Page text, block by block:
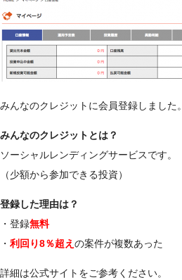
みんなのクレジットに会員登録しました。
みんなのクレジットとは？
ソーシャルレンディングサービスです。
（少額から参加できる投資）
登録した理由は？
・登録無料
・ 利回り8％超え の案件が複数あった
詳細は公式サイトをご参考ください。